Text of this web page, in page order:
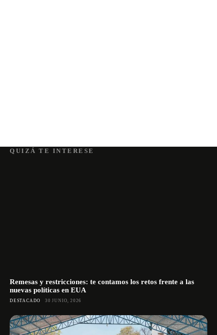
QUIZÁ TE INTERESE
Remesas y restricciones: te contamos los retos frente a las
nuevas políticas en EUA
DESTACADO 30 JUNIO, 2026